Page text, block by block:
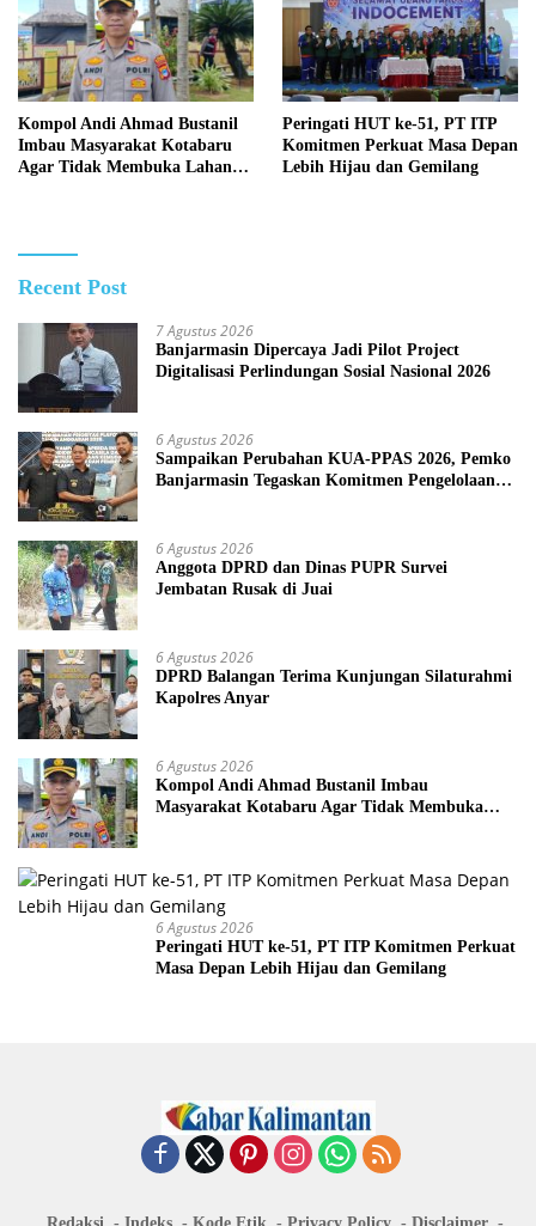
Kompol Andi Ahmad Bustanil
Imbau Masyarakat Kotabaru
Agar Tidak Membuka Lahan
Peringati HUT ke-51, PT ITP
Komitmen Perkuat Masa Depan
Lebih Hijau dan Gemilang
Recent Post
7 Agustus 2026
Banjarmasin Dipercaya Jadi Pilot Project
Digitalisasi Perlindungan Sosial Nasional 2026
6 Agustus 2026
Sampaikan Perubahan KUA-PPAS 2026, Pemko
Banjarmasin Tegaskan Komitmen Pengelolaan
6 Agustus 2026
Anggota DPRD dan Dinas PUPR Survei
Jembatan Rusak di Juai
6 Agustus 2026
DPRD Balangan Terima Kunjungan Silaturahmi
Kapolres Anyar
6 Agustus 2026
Kompol Andi Ahmad Bustanil Imbau
Masyarakat Kotabaru Agar Tidak Membuka
6 Agustus 2026
Peringati HUT ke-51, PT ITP Komitmen Perkuat
Masa Depan Lebih Hijau dan Gemilang